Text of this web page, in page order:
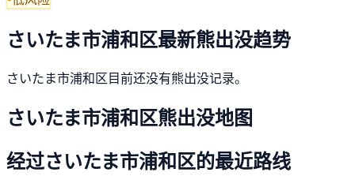
さいたま市浦和区最新熊出没趋势
さいたま市浦和区目前还没有熊出没记录。
さいたま市浦和区熊出没地图
经过さいたま市浦和区的最近路线